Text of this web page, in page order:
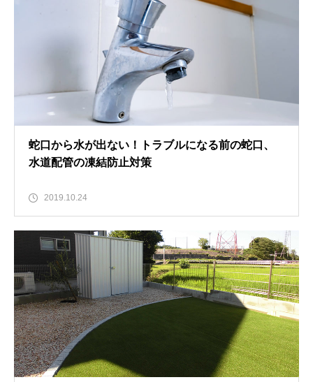
蛇口から水が出ない！トラブルになる前の蛇口、
水道配管の凍結防止対策
2019.10.24